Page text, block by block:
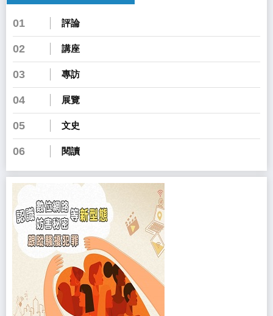
01 評論
02 講座
03 專訪
04 展覽
05 文史
06 閱讀